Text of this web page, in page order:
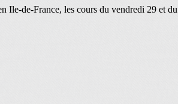
Ile-de-France, les cours du vendredi 29 et